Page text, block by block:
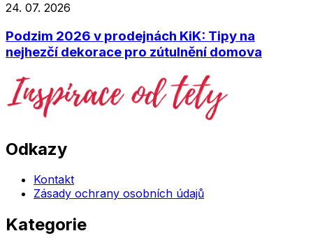
24. 07. 2026
Podzim 2026 v prodejnách KiK: Tipy na
nejhezčí dekorace pro zútulnění domova
Odkazy
Kontakt
Zásady ochrany osobních údajů
Kategorie